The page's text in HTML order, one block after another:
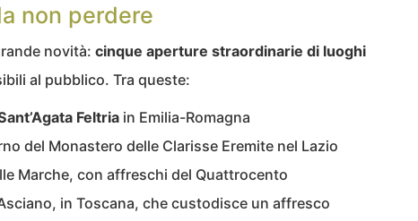
non perdere
novità: cinque aperture straordinarie di luoghi
al pubblico. Tra queste:
Feltria in Emilia-Romagna
del Monastero delle Clarisse Eremite nel Lazio
Marche, con affreschi del Quattrocento
in Toscana, che custodisce un affresco